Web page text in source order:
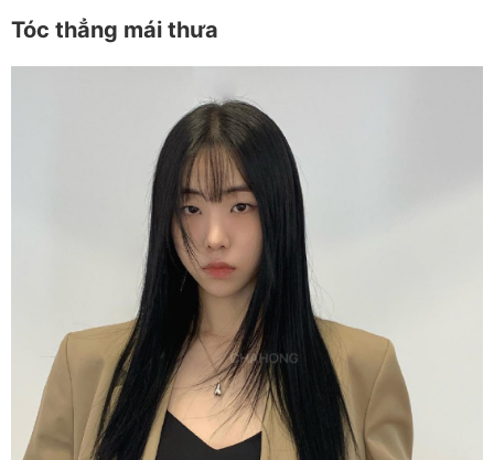
Tóc thẳng mái thưa